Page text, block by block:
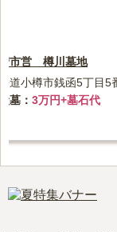
市営 樽川墓地
道小樽市銭函5丁目5
墓
3万円+墓石代